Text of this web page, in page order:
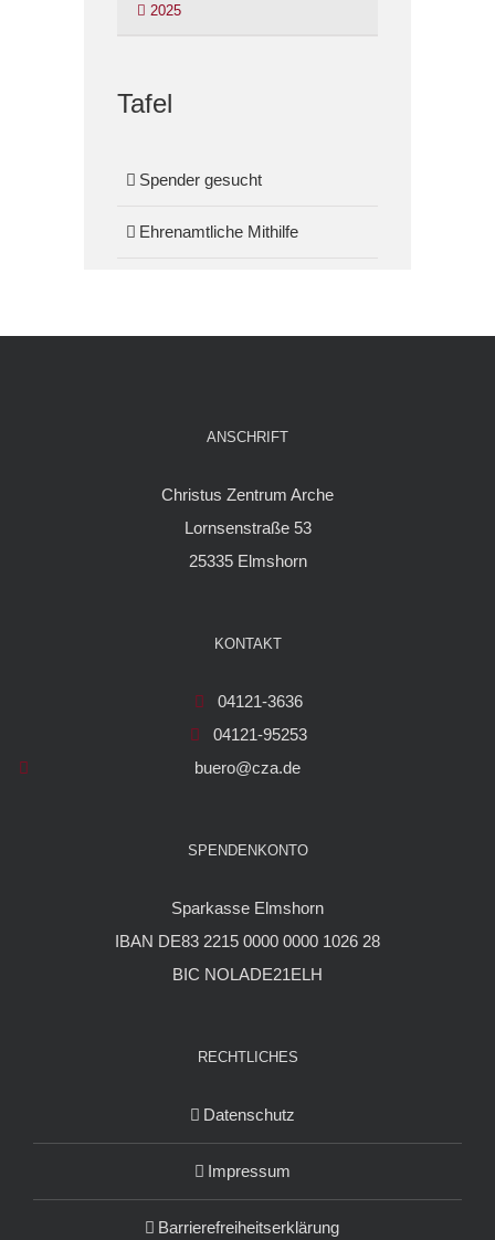
2025
Tafel
Spender gesucht
Ehrenamtliche Mithilfe
ANSCHRIFT
Christus Zentrum Arche
Lornsenstraße 53
25335 Elmshorn
KONTAKT
04121-3636
04121-95253
buero@cza.de
SPENDENKONTO
Sparkasse Elmshorn
IBAN DE83 2215 0000 0000 1026 28
BIC NOLADE21ELH
RECHTLICHES
Datenschutz
Impressum
Barrierefreiheitserklärung